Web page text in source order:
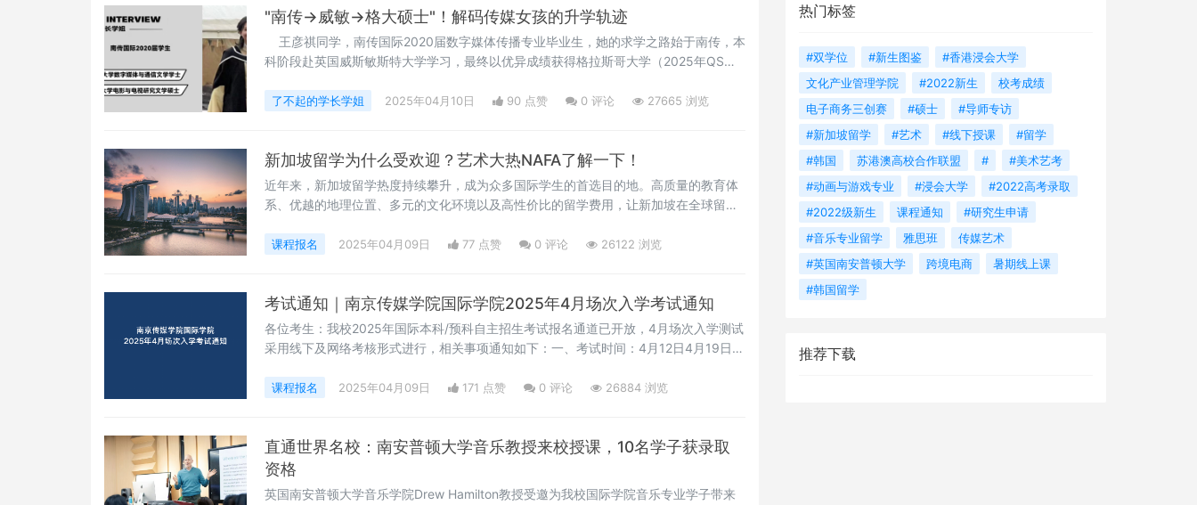
"南传→威敏→格大硕士"！解码传媒女孩的升学轨迹
王彦祺同学，南传国际2020届数字媒体传播专业毕业生，她的求学之路始于南传，本
科阶段赴英国威斯敏斯特大学学习，最终以优异成绩获得格拉斯哥大学（2025年QS世
活中的各种挑战，这段留学时光不仅重塑了她的人生观和世界观，更让她对世界有了全
了不起的学长学姐 2025年04月10日 90 点赞 0 评论 27665 浏览
新加坡留学为什么受欢迎？艺术大热NAFA了解一下！
近年来，新加坡留学热度持续攀升，成为众多国际学生的首选目的地。高质量的教育体
系、优越的地理位置、多元的文化环境以及高性价比的留学费用，让新加坡在全球留学
我们就来探讨新加坡留学的优势，并深入了解南洋艺术学院的特色与魅力。新加坡留学
课程报名 2025年04月09日 77 点赞 0 评论 26122 浏览
考试通知｜南京传媒学院国际学院2025年4月场次入学考试通知
各位考生：我校2025年国际本科/预科自主招生考试报名通道已开放，4月场次入学测试
采用线下及网络考核形式进行，相关事项通知如下：一、考试时间：4月12日4月19日
容：1、语言、专业笔试2、英语/日语自我介绍3、英语/日语提问与对话4、综合素养考
课程报名 2025年04月09日 171 点赞 0 评论 26884 浏览
直通世界名校：南安普顿大学音乐教授来校授课，10名学子获录取
资格
英国南安普顿大学音乐学院Drew Hamilton教授受邀为我校国际学院音乐专业学子带来
热门标签
#双学位 #新生图鉴
#香港浸会大学
文化产业管理学院
#2022新生
校考成绩
电子商务三创赛
#硕士
#导师专访
#新加坡留学
#艺术 #线下授课
#留学
#韩国
苏港澳高校合作联盟 #
#美术艺考
#动画与游戏专业
#浸会大学
#2022高考录取
#2022级新生
课程通知
#研究生申请
#音乐专业留学
雅思班
传媒艺术
#英国南安普顿大学
跨境电商
暑期线上课
#韩国留学
推荐下载